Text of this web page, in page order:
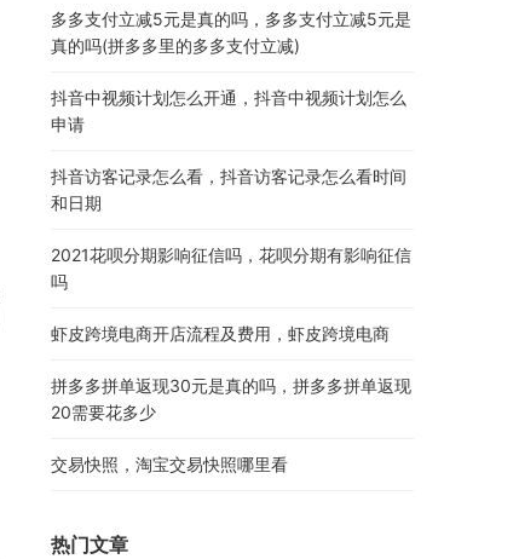
多多支付立减5元是真的吗，多多支付立减5元是
真的吗(拼多多里的多多支付立减)
抖音中视频计划怎么开通，抖音中视频计划怎么
申请
抖音访客记录怎么看，抖音访客记录怎么看时间
和日期
2021花呗分期影响征信吗，花呗分期有影响征信
吗
虾皮跨境电商开店流程及费用，虾皮跨境电商
拼多多拼单返现30元是真的吗，拼多多拼单返现
20需要花多少
交易快照，淘宝交易快照哪里看
热门文章